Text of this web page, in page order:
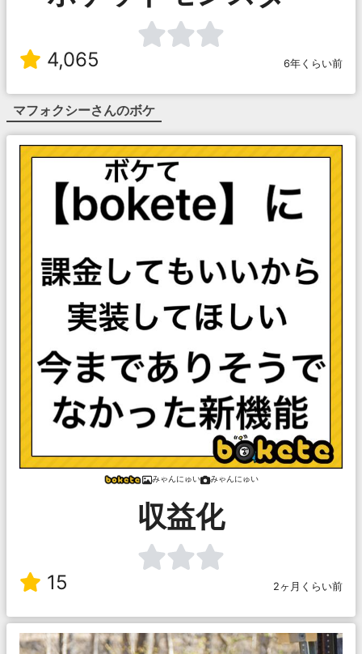
4,065 6年くらい前
マフォクシーさんのボケ
みゃんにゅい みゃんにゅい
収益化
15 2ヶ月くらい前